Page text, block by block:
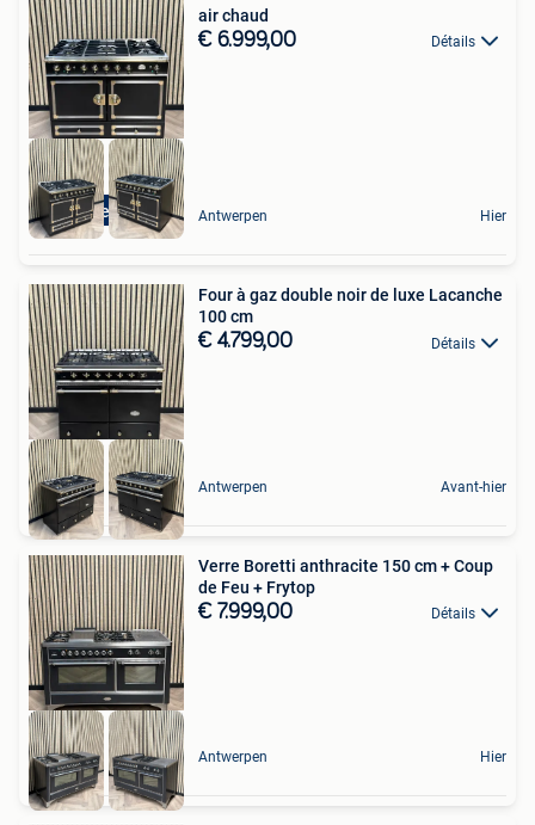
Zwart met Messing
air chaud
€ 6.999,00 Détails
Antwerpen Hier
Four à gaz double noir de luxe Lacanche
100 cm
€ 4.799,00 Détails
Antwerpen Avant-hier
Verre Boretti anthracite 150 cm + Coup
de Feu + Frytop
€ 7.999,00 Détails
Antwerpen Hier